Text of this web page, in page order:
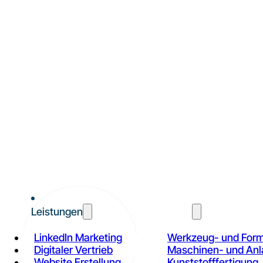
Leistungen
LinkedIn Marketing
Digitaler Vertrieb
Werkzeug- und
Maschinen- und